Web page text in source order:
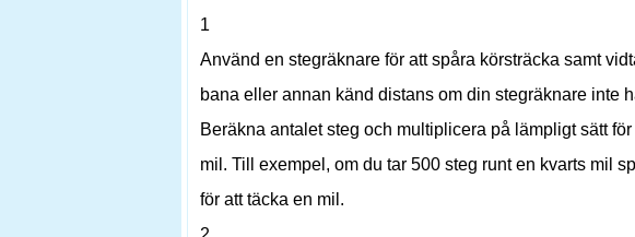
1
Använd en stegräknare för att spåra körsträcka samt
bana eller annan känd distans om din stegräknare inte
Beräkna antalet steg och multiplicera på lämpligt sätt
mil. Till exempel, om du tar 500 steg runt en kvarts mil
för att täcka en mil.